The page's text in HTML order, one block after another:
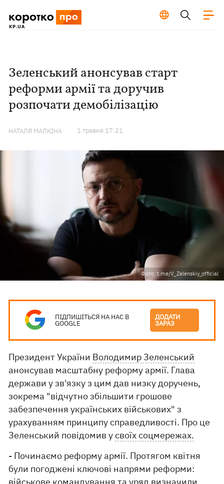
Зеленський анонсував старт
реформи армії та доручив
розпочати демобілізацію
НАТАЛЯ МАЛКІНА 1 травня 17:21
Фото: t.me/V_Zelenskiy_official
ПІДПИШІТЬСЯ НА НАС В
GOOGLE
ДОДАТИ
ЗАРАЗ
Президент України Володимир Зеленський
анонсував масштабну реформу армії. Глава
держави у зв'язку з цим дав низку доручень,
зокрема "відчутно збільшити грошове
забезпечення українських військових" з
урахуванням принципу справедливості. Про це
Зеленський повідомив усвоїх соцмережах.
- Починаємо реформу армії. Протягом квітня
були погоджені ключові напрями реформи: